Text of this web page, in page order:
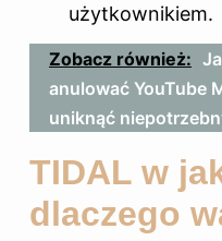
użytkownikiem.
Zobacz również:
anulować YouTube
uniknąć
TIDAL w
dlaczego